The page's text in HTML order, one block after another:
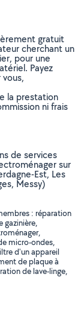
gratuit
cherchant un
pour une
Payez
la prestation
ni frais
de services
sur
Est, Les
Messy)
: réparation
gazinière,
micro-ondes,
d'un appareil
de plaque à
de lave-linge,